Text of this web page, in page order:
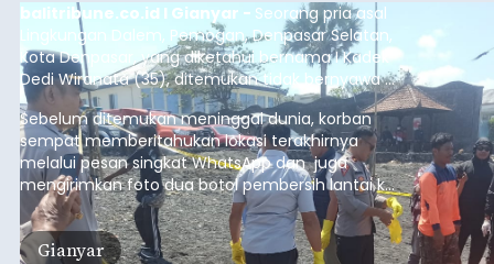
balitribune.co.id I Gianyar - Seorang pria asal
Lingkungan Dalem, Pemogan, Denpasar Selatan,
Kota Denpasar, yang diketahui bernama I Kadek
Dedi Wiranata (35), ditemukan tidak bernyawa di
pesisir Pantai Purnama, Sukawati.
Sebelum ditemukan meninggal dunia, korban
sempat memberitahukan lokasi terakhirnya
melalui pesan singkat WhatsApp dan juga
mengirimkan foto dua botol pembersih lantai ke
istrinya.
Gianyar